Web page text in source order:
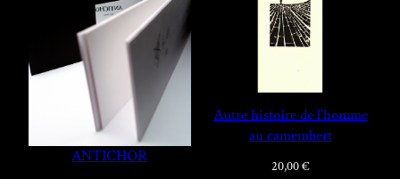
ANTICHOR
Autre histoire de l’homme
au camembert
20,00€